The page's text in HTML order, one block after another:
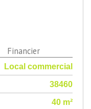
Financier
Local commercial
38460
40 m²